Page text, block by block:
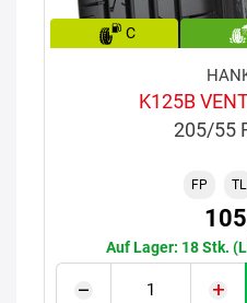
C
K125B
205/55
FP TL
Auf Lager: 18 Stk.